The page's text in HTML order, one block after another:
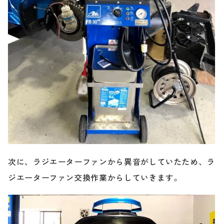
次に、ラジエーターファンから異音がしていたため、ラ
ジエーターファン交換作業からしていきます。